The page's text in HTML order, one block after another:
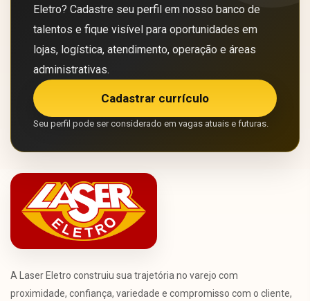
Eletro? Cadastre seu perfil em nosso banco de
talentos e fique visível para oportunidades em
lojas, logística, atendimento, operação e áreas
administrativas.
Cadastrar currículo
Seu perfil pode ser considerado em vagas atuais e futuras.
A Laser Eletro construiu sua trajetória no varejo com
proximidade, confiança, variedade e compromisso com o cliente,